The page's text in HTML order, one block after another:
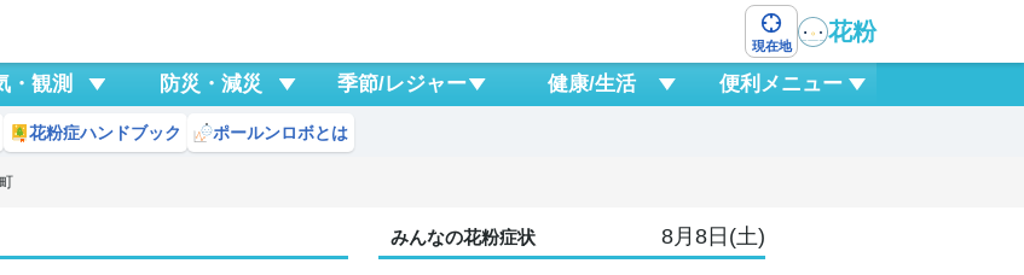
現在地
花粉
・観測 防災・減災 季節/レジャー 健康/生活 便利メニュー
花粉症ハンドブック ポールンロボとは
みんなの花粉症状 8月8日(土)